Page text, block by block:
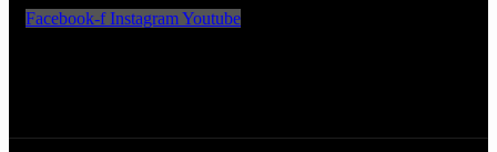
Facebook-f InstagramYoutube